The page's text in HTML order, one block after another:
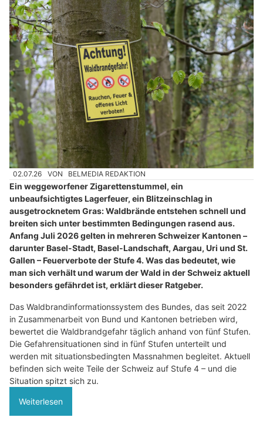
02.07.26 VON BELMEDIA REDAKTION
Ein weggeworfener Zigarettenstummel, ein
unbeaufsichtigtes Lagerfeuer, ein Blitzeinschlag in
ausgetrocknetem Gras: Waldbrände entstehen schnell und
breiten sich unter bestimmten Bedingungen rasend aus.
Anfang Juli 2026 gelten in mehreren Schweizer Kantonen –
darunter Basel-Stadt, Basel-Landschaft, Aargau, Uri und St.
Gallen – Feuerverbote der Stufe 4. Was das bedeutet, wie
man sich verhält und warum der Wald in der Schweiz aktuell
besonders gefährdet ist, erklärt dieser Ratgeber.
Das Waldbrandinformationssystem des Bundes, das seit 2022
in Zusammenarbeit von Bund und Kantonen betrieben wird,
bewertet die Waldbrandgefahr täglich anhand von fünf Stufen.
Die Gefahrensituationen sind in fünf Stufen unterteilt und
werden mit situationsbedingten Massnahmen begleitet. Aktuell
befinden sich weite Teile der Schweiz auf Stufe 4 – und die
Situation spitzt sich zu.
Weiterlesen